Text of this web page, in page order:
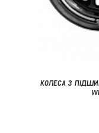
КОЛЕСА З